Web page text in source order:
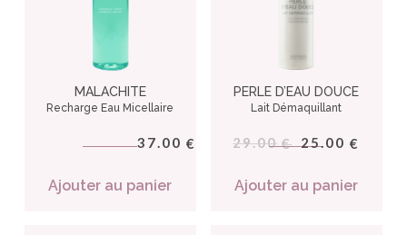
MALACHITE
Recharge Eau Micellaire
37.00 €
Ajouter au panier
PERLE D’EAU DOUCE
Lait Démaquillant
29.00 € 25.00 €
Ajouter au panier